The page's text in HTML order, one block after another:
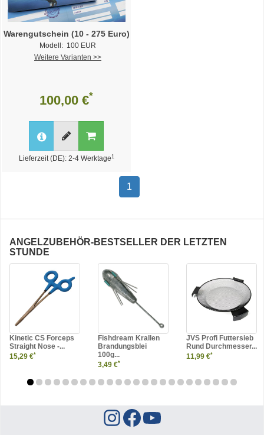
Warengutschein (10 - 275 Euro)
Modell: 100 EUR
Weitere Varianten >>
100,00 €*
Lieferzeit (DE): 2-4 Werktage 1
1
ANGELZUBEHÖR-BESTSELLER DER LETZTEN
STUNDE
Kinetic CS Forceps
Straight Nose -...
15,29 €*
Fishdream Krallen
Brandungsblei
100g...
3,49 €*
JVS Profi Futtersieb
Rund Durchmesser...
11,99 €*